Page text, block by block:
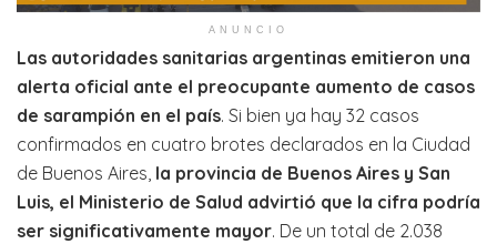
ANUNCIO
Las autoridades sanitarias argentinas emitieron una
alerta oficial ante el preocupante aumento de casos
de sarampión en el país. Si bien ya hay 32 casos
confirmados en cuatro brotes declarados en la Ciudad
de Buenos Aires, la provincia de Buenos Aires y San
Luis, el Ministerio de Salud advirtió que la cifra podría
ser significativamente mayor. De un total de 2.038